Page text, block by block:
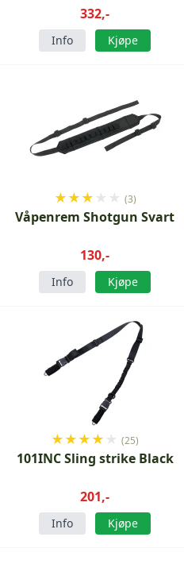
332,-
Info Kjøpe
★★★ ★ ★ (3)
Våpenrem Shotgun Svart
130,-
Info Kjøpe
★★★★ ★ (25)
101INC Sling strike Black
201,-
Info Kjøpe